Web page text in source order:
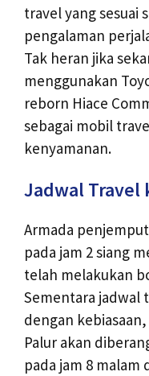
travel yang sesuai
pengalaman
Tak heran jika
menggunakan
reborn Hiace
sebagai mobil
kenyamanan.
Jadwal Travel
Armada
pada jam 2 siang
telah melakukan
Sementara jadwal
dengan
Palur akan
pada jam 8 malam